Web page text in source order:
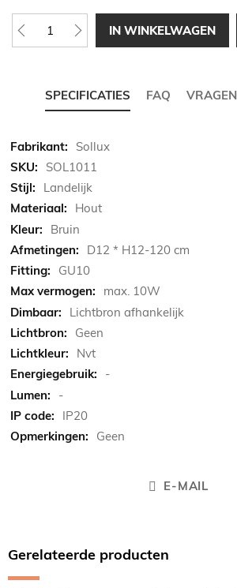
IN WINKELWAGEN
SPECIFICATIES FAQ VRAGEN
Meer
informatie
Sollux
SOL1011
Landelijk
Hout
Bruin
D12 * H12-120 cm
GU10
max. 10W
Lichtbron afhankelijk
Geen
Nvt
-
-
IP20
Geen
E-MAIL
Gerelateerde producten